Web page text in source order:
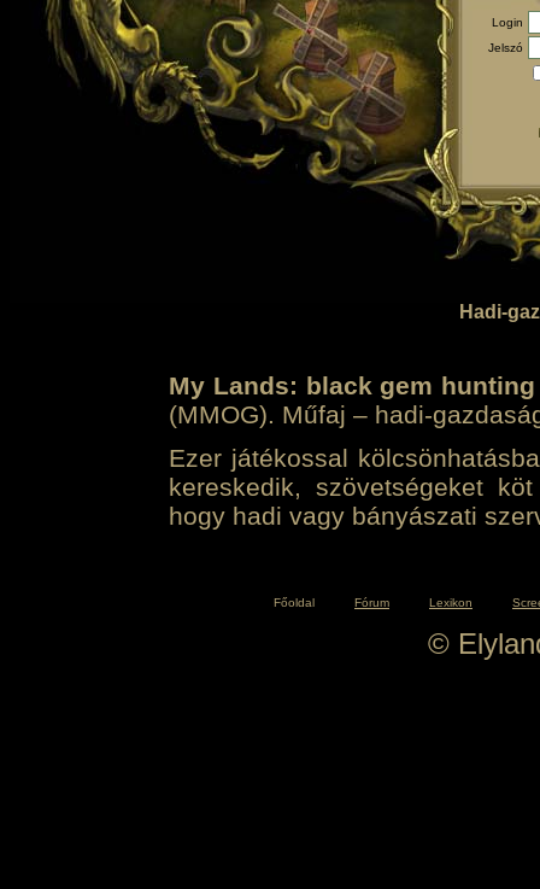
Login
Jelszó
Hadi-
My Lands: black gem hunting
(MMOG). Műfaj – hadi-
Ezer játékossal
kereskedik, szövetségeket
hogy hadi vagy bányászati
Főoldal Fórum Lexikon
©